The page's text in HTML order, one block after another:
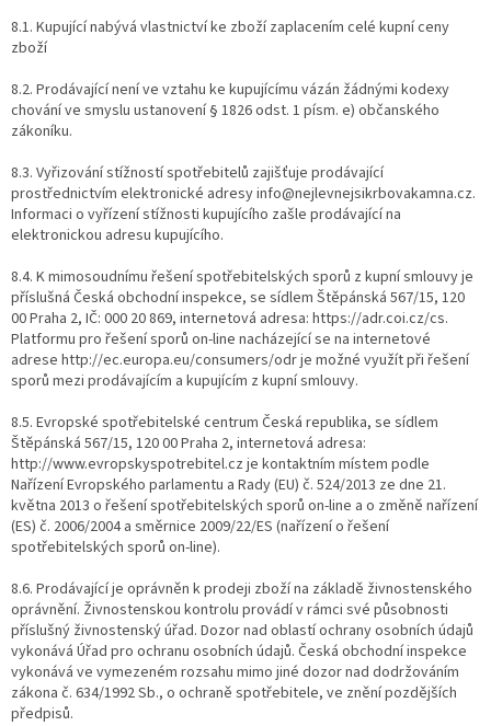
8.1. Kupující nabývá vlastnictví ke zboží zaplacením celé kupní ceny
zboží
8.2. Prodávající není ve vztahu ke kupujícímu vázán žádnými kodexy
chování ve smyslu ustanovení § 1826 odst. 1 písm. e) občanského
zákoníku.
8.3. Vyřizování stížností spotřebitelů zajišťuje prodávající
prostřednictvím elektronické adresy info@nejlevnejsikrbovakamna.cz.
Informaci o vyřízení stížnosti kupujícího zašle prodávající na
elektronickou adresu kupujícího.
8.4. K mimosoudnímu řešení spotřebitelských sporů z kupní smlouvy je
příslušná Česká obchodní inspekce, se sídlem Štěpánská 567/15, 120
00 Praha 2, IČ: 000 20 869, internetová adresa: https://adr.coi.cz/cs.
Platformu pro řešení sporů on-line nacházející se na internetové
adrese http://ec.europa.eu/consumers/odr je možné využít při řešení
sporů mezi prodávajícím a kupujícím z kupní smlouvy.
8.5. Evropské spotřebitelské centrum Česká republika, se sídlem
Štěpánská 567/15, 120 00 Praha 2, internetová adresa:
http://www.evropskyspotrebitel.cz je kontaktním místem podle
Nařízení Evropského parlamentu a Rady (EU) č. 524/2013 ze dne 21.
května 2013 o řešení spotřebitelských sporů on-line a o změně nařízení
(ES) č. 2006/2004 a směrnice 2009/22/ES (nařízení o řešení
spotřebitelských sporů on-line).
8.6. Prodávající je oprávněn k prodeji zboží na základě živnostenského
oprávnění. Živnostenskou kontrolu provádí v rámci své působnosti
příslušný živnostenský úřad. Dozor nad oblastí ochrany osobních údajů
vykonává Úřad pro ochranu osobních údajů. Česká obchodní inspekce
vykonává ve vymezeném rozsahu mimo jiné dozor nad dodržováním
zákona č. 634/1992 Sb., o ochraně spotřebitele, ve znění pozdějších
předpisů.